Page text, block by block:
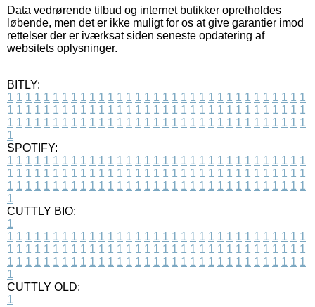
Data vedrørende tilbud og internet butikker opretholdes
løbende, men det er ikke muligt for os at give garantier imod
rettelser der er iværksat siden seneste opdatering af
websitets oplysninger.
BITLY:
1 1 1 1 1 1 1 1 1 1 1 1 1 1 1 1 1 1 1 1 1 1 1 1 1 1 1 1 1 1 1 1 1
1 1 1 1 1 1 1 1 1 1 1 1 1 1 1 1 1 1 1 1 1 1 1 1 1 1 1 1 1 1 1 1 1
1 1 1 1 1 1 1 1 1 1 1 1 1 1 1 1 1 1 1 1 1 1 1 1 1 1 1 1 1 1 1 1 1
1
SPOTIFY:
1 1 1 1 1 1 1 1 1 1 1 1 1 1 1 1 1 1 1 1 1 1 1 1 1 1 1 1 1 1 1 1 1
1 1 1 1 1 1 1 1 1 1 1 1 1 1 1 1 1 1 1 1 1 1 1 1 1 1 1 1 1 1 1 1 1
1 1 1 1 1 1 1 1 1 1 1 1 1 1 1 1 1 1 1 1 1 1 1 1 1 1 1 1 1 1 1 1 1
1
CUTTLY BIO:
1
1 1 1 1 1 1 1 1 1 1 1 1 1 1 1 1 1 1 1 1 1 1 1 1 1 1 1 1 1 1 1 1 1
1 1 1 1 1 1 1 1 1 1 1 1 1 1 1 1 1 1 1 1 1 1 1 1 1 1 1 1 1 1 1 1 1
1 1 1 1 1 1 1 1 1 1 1 1 1 1 1 1 1 1 1 1 1 1 1 1 1 1 1 1 1 1 1 1 1
1
CUTTLY OLD:
1